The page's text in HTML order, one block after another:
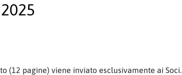
(12 pagine) viene inviato esclusivamente ai Soci.